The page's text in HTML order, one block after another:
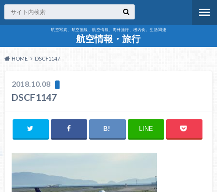
航空写真、航空無線、航空情報、海外旅行、機内食、生活関連
航空情報・旅行
HOME DSCF1147
2018.10.08
DSCF1147
LINE